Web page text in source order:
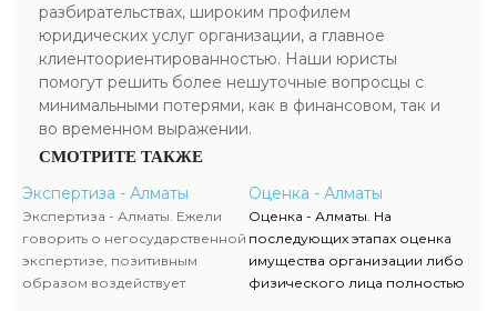
разбирательствах, широким профилем
юридических услуг организации, а главное
клиентоориентированностью. Наши юристы
помогут решить более нешуточные вопросцы с
минимальными потерями, как в финансовом, так и
во временном выражении.
СМОТРИТЕ ТАКЖЕ
Экспертиза - Алматы
Экспертиза - Алматы. Ежели
говорить о негосударственной
экспертизе, позитивным
образом воздействует
Оценка - Алматы
Оценка - Алматы. На
последующих этапах оценка
имущества организации либо
физического лица полностью